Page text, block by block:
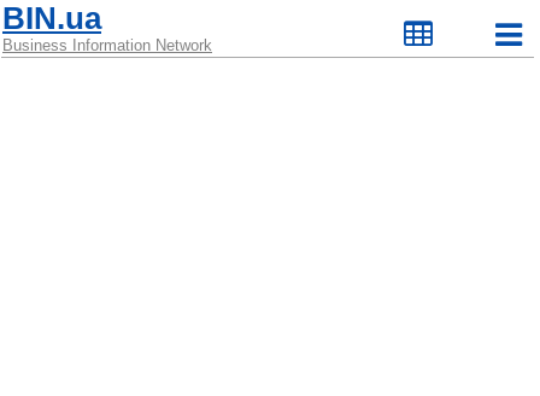
BIN.ua
Business Information Network